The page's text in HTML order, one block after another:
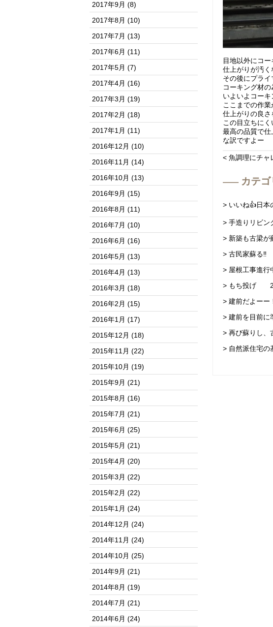
目地以外にコ
仕上がりが汚
その後にプライ
コーキング材
いよいよコーキ
ここまでの作
仕上がりの良さ
この目立ちにく
最高の品質で仕
な訳ですよー
< 魚調理にチャ
カテ
> いいね👍日
> 手造りリビ
> 新築も古梁
> 古民家蘇る
> 屋根工事進
> もち投げ
> 建前だよー
> 建前を目前
> 再び蘇りし
> 自然派住宅
2017年9月 (8)
2017年8月 (10)
2017年7月 (13)
2017年6月 (11)
2017年5月 (7)
2017年4月 (16)
2017年3月 (19)
2017年2月 (18)
2017年1月 (11)
2016年12月 (10)
2016年11月 (14)
2016年10月 (13)
2016年9月 (15)
2016年8月 (11)
2016年7月 (10)
2016年6月 (16)
2016年5月 (13)
2016年4月 (13)
2016年3月 (18)
2016年2月 (15)
2016年1月 (17)
2015年12月 (18)
2015年11月 (22)
2015年10月 (19)
2015年9月 (21)
2015年8月 (16)
2015年7月 (21)
2015年6月 (25)
2015年5月 (21)
2015年4月 (20)
2015年3月 (22)
2015年2月 (22)
2015年1月 (24)
2014年12月 (24)
2014年11月 (24)
2014年10月 (25)
2014年9月 (21)
2014年8月 (19)
2014年7月 (21)
2014年6月 (24)